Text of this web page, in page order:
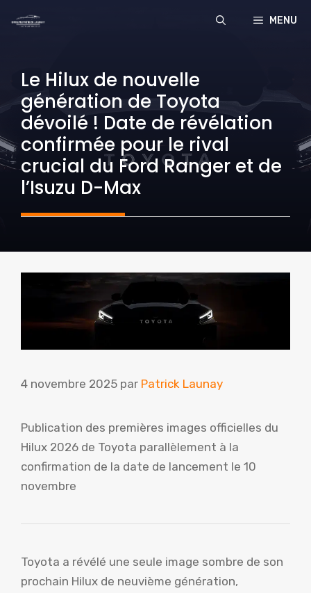
MENU
Le Hilux de nouvelle
génération de Toyota
dévoilé ! Date de révélation
confirmée pour le rival
crucial du Ford Ranger et de
l’Isuzu D-Max
4 novembre 2025 par Patrick Launay
Publication des premières images officielles du
Hilux 2026 de Toyota parallèlement à la
confirmation de la date de lancement le 10
novembre
Toyota a révélé une seule image sombre de son
prochain Hilux de neuvième génération,